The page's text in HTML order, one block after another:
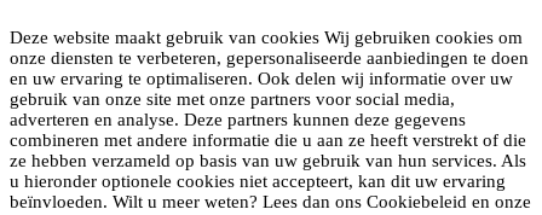
Deze website maakt gebruik van cookies Wij gebruiken cookies om
onze diensten te verbeteren, gepersonaliseerde aanbiedingen te doen
en uw ervaring te optimaliseren. Ook delen wij informatie over uw
gebruik van onze site met onze partners voor social media,
adverteren en analyse. Deze partners kunnen deze gegevens
combineren met andere informatie die u aan ze heeft verstrekt of die
ze hebben verzameld op basis van uw gebruik van hun services. Als
u hieronder optionele cookies niet accepteert, kan dit uw ervaring
beïnvloeden. Wilt u meer weten? Lees dan ons Cookiebeleid en onze